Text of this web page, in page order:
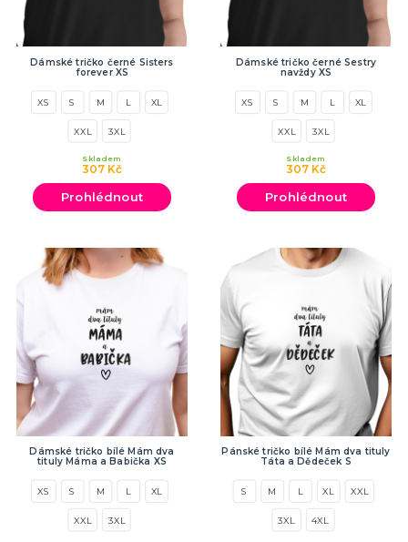
Dámské tričko černé Sisters
forever XS
XS S M L XL
XXL 3XL
307 Kč
Skladem
Prohlédnout
Dámské tričko černé Sestry
navždy XS
XS S M L XL
XXL 3XL
307 Kč
Skladem
Prohlédnout
Dámské tričko bílé Mám dva
tituly Máma a Babička XS
XS S M L XL
XXL 3XL
Pánské tričko bílé Mám dva tituly
Táta a Dědeček S
S M L XL XXL
3XL 4XL